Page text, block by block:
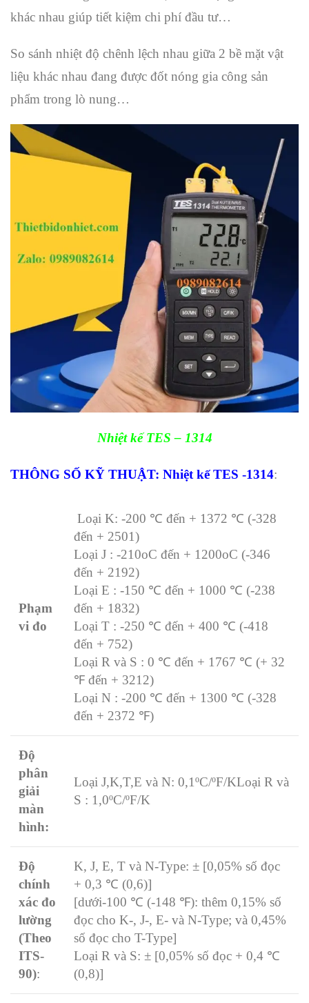
khác nhau giúp tiết kiệm chi phí đầu tư…
So sánh nhiệt độ chênh lệch nhau giữa 2 bề mặt vật
liệu khác nhau đang được đốt nóng gia công sản
phẩm trong lò nung…
Nhiệt kế TES – 1314
THÔNG SỐ KỸ THUẬT: Nhiệt kế TES -1314:
Phạm
vi đo
Loại K: -200 ℃ đến + 1372 ℃ (-328
đến + 2501)
Loại J : -210oC đến + 1200oC (-346
đến + 2192)
Loại E : -150 ℃ đến + 1000 ℃ (-238
đến + 1832)
Loại T : -250 ℃ đến + 400 ℃ (-418
đến + 752)
Loại R và S : 0 ℃ đến + 1767 ℃ (+ 32
℉ đến + 3212)
Loại N : -200 ℃ đến + 1300 ℃ (-328
đến + 2372 ℉)
Độ
phân
giải
màn
hình:
Loại J,K,T,E và N: 0,1ºC/ºF/KLoại R và
S : 1,0ºC/ºF/K
Độ
chính
xác đo
lường
(Theo
ITS-
90):
K, J, E, T và N-Type: ± [0,05% số đọc
+ 0,3 ℃ (0,6)]
[dưới-100 ℃ (-148 ℉): thêm 0,15% số
đọc cho K-, J-, E- và N-Type; và 0,45%
số đọc cho T-Type]
Loại R và S: ± [0,05% số đọc + 0,4 ℃
(0,8)]